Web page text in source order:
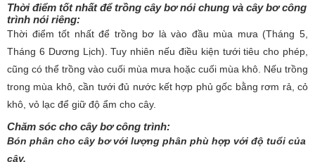
Thời điểm tốt nhất để trồng cây bơ nói chung và cây bơ công
trình nói riêng:
Thời điểm tốt nhất để trồng bơ là vào đầu mùa mưa (Tháng 5,
Tháng 6 Dương Lịch). Tuy nhiên nếu điều kiện tưới tiêu cho phép,
cũng có thể trồng vào cuối mùa mưa hoặc cuối mùa khô. Nếu trồng
trong mùa khô, cần tưới đủ nước kết hợp phủ gốc bằng rơm rả, cỏ
khô, vỏ lạc để giữ độ ẩm cho cây.
Chăm sóc cho cây bơ công trình:
Bón phân cho cây bơ với lượng phân phù hợp với độ tuổi của
cây.